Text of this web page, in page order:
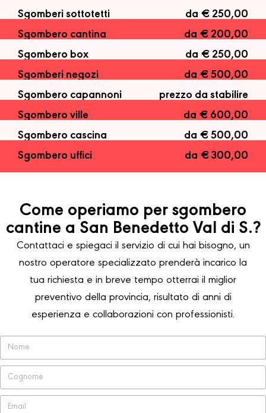
Sgomberi sottotetti
da € 250,00
Sgombero cantina
da € 200,00
Sgombero box
da € 250,00
Sgomberi negozi
da € 500,00
Sgombero capannoni
prezzo da stabilire
Sgombero ville
da € 600,00
Sgombero cascina
da € 500,00
Sgombero uffici
da € 300,00
Come operiamo per sgombero
cantine a San Benedetto Val di S.?
Contattaci e spiegaci il servizio di cui hai bisogno, un
nostro operatore specializzato prenderà incarico la
tua richiesta e in breve tempo otterrai il miglior
preventivo della provincia, risultato di anni di
esperienza e collaborazioni con professionisti.